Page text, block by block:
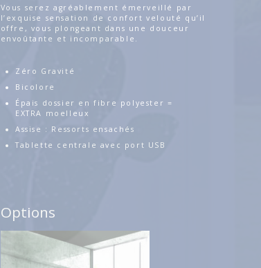
Vous serez agréablement émerveillé par
l’exquise sensation de confort velouté qu’il
offre, vous plongeant dans une douceur
envoûtante et incomparable.
Zéro Gravité
Bicolore
Épais dossier en fibre polyester =
EXTRA
moelleux
Assise : Ressorts ensachés
Tablette centrale avec port USB
Options